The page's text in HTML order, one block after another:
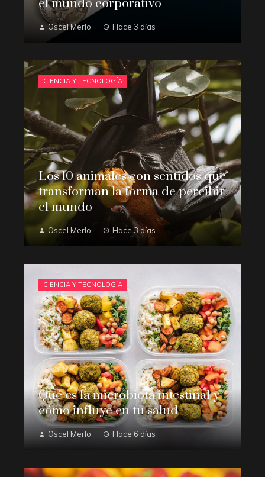
el mundo corporativo
Oscel Merlo Hace 3 días
CIENCIA Y TECNOLOGÍA
Los 10 animales con sentidos que
transforman la forma de percibir
el mundo
Oscel Merlo Hace 3 días
CIENCIA Y TECNOLOGÍA
Qué es la microbiota intestinal y
cómo influye en tu salud
Oscel Merlo Hace 6 días